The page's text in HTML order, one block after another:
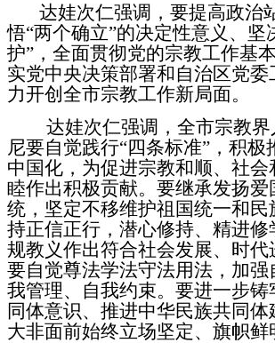
达娃次仁强调，要提高政治
悟“两个确立”的决定性意义、坚
护”，全面贯彻党的宗教工作基
实党中央决策部署和自治区党委
力开创全市宗教工作新局面。
达娃次仁强调，全市宗教界
尼要自觉践行“四条标准”，积极
中国化，为促进宗教和顺、社会
睦作出积极贡献。要继承发扬爱
统，坚定不移维护祖国统一和民
持正信正行，潜心修持、精进修
规教义作出符合社会发展、时代
要自觉尊法学法守法用法，加强
我管理、自我约束。要进一步铸
同体意识、推进中华民族共同
大非面前始终立场坚定、旗帜鲜